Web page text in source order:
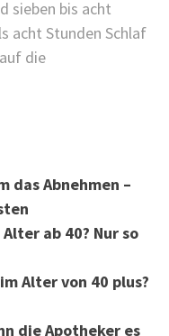
sieben bis acht
acht Stunden Schlaf
die
das Abnehmen –
ab 40? Nur so
Alter von 40 plus?
die Apotheker es